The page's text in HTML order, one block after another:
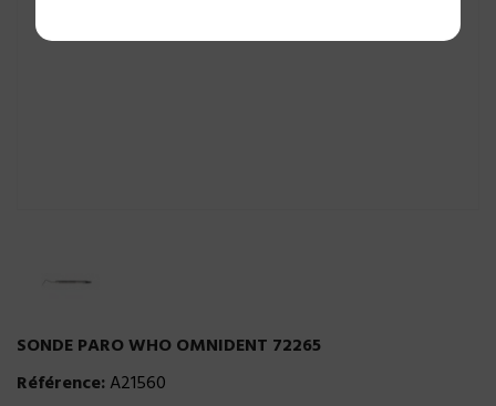
SONDE PARO WHO OMNIDENT 72265
Référence:A21560